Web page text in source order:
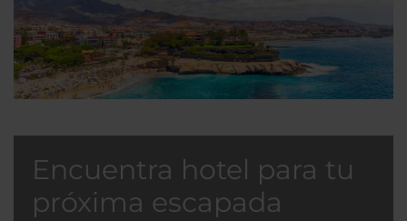
Encuentra hotel para tu
próxima escapada